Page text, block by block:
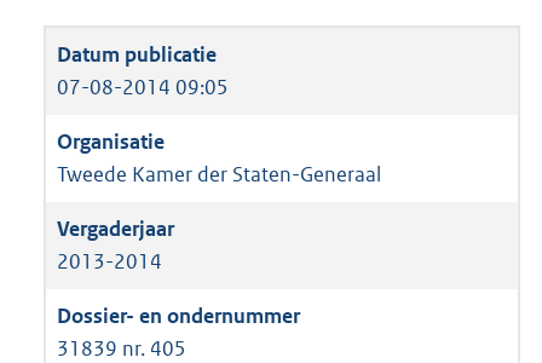
07-08-2014 09:05
Tweede Kamer der Staten-Generaal
2013-2014
31839 nr. 405